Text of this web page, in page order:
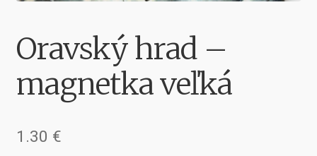
Oravský hrad –
magnetka veľká
1.30 €